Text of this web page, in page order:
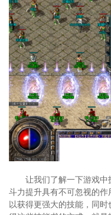
让我们了解一下游戏
斗力提升具有不可忽视的
以获得更强大的技能，同